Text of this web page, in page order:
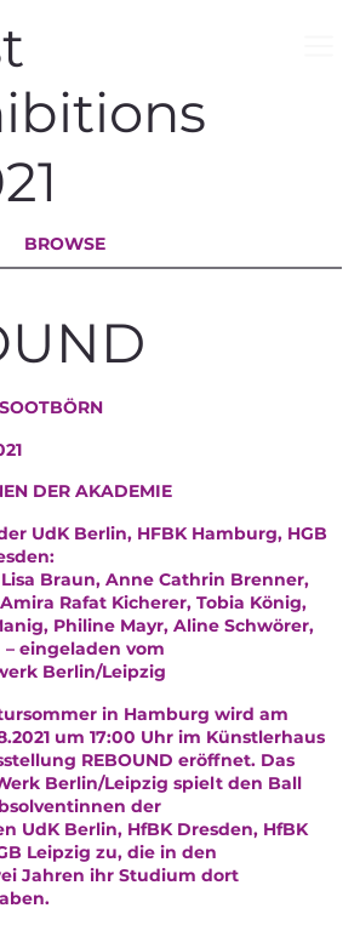
BROWSE
DER AKADEMIE
UdK Berlin, HFBK Hamburg, HGB
Braun, Anne Cathrin Brenner,
Rafat Kicherer, Tobia König,
Philine Mayr, Aline Schwörer,
eingeladen vom
Berlin/Leipzig
in Hamburg wird am
um 17:00 Uhr im Künstlerhaus
REBOUND eröffnet. Das
Berlin/Leipzig spielt den Ball
der
UdK Berlin, HfBK Dresden, HfBK
Leipzig zu, die in den
Jahren ihr Studium dort